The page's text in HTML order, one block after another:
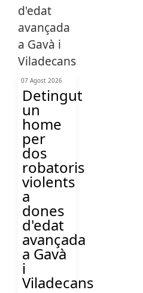
07 Agost 2026
Detingut
un
home
per
dos
robatoris
violents
a
dones
d'edat
avançada
a Gavà
i
Viladecans